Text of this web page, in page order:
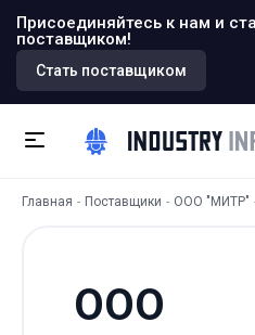
Присоединяйтесь к нам и
поставщиком!
Стать поставщиком
Главная Поставщики ООО "МИТР"
ООО